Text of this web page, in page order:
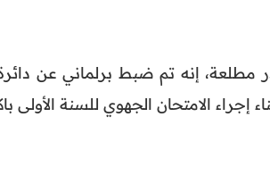
مطلعة، إنه تم ضبط برلماني عن
إجراء الامتحان الجهوي للسنة الأولى